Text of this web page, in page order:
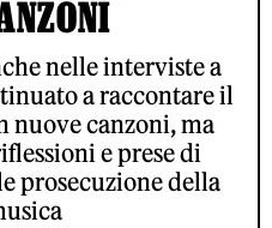
nelle interviste a
a raccontare il
nuove canzoni, ma
e prese di
prosecuzione della